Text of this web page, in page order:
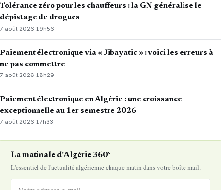
Tolérance zéro pour les chauffeurs : la GN généralise le
dépistage de drogues
7 août 2026·19h56
Paiement électronique via « Jibayatic » : voici les erreurs à
ne pas commettre
7 août 2026·18h29
Paiement électronique en Algérie : une croissance
exceptionnelle au 1er semestre 2026
7 août 2026· 17h33
La matinale d'Algérie 360°
L'essentiel de l'actualité algérienne chaque matin dans votre boîte mail.